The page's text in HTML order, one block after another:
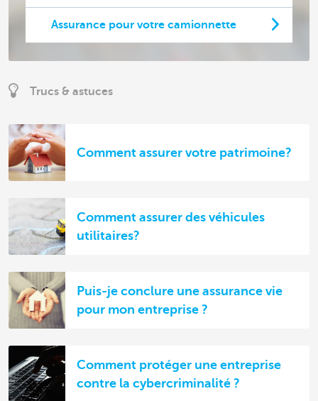
Assurance pour votre camionnette
Trucs & astuces
Comment assurer votre patrimoine?
Comment assurer des véhicules
utilitaires?
Puis-je conclure une assurance vie
pour mon entreprise ?
Comment protéger une entreprise
contre la cybercriminalité ?